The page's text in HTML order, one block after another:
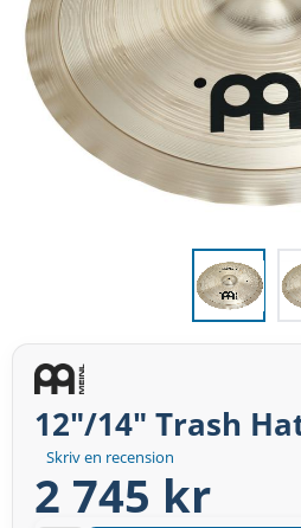
Skriv en recension
12"/14" Trash
2 745 kr